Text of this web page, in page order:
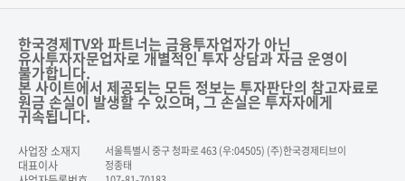
한국경제TV와 파트너는 금융투자업자가 아닌
유사투자자문업자로 개별적인 투자 상담과 자금 운영이
불가합니다.
본 사이트에서 제공되는 모든 정보는 투자판단의 참고자료로
원금 손실이 발생할 수 있으며, 그 손실은 투자자에게
귀속됩니다.
사업장 소재지 서울특별시 중구 청파로 463 (우:04505) (주)한국경제티브이
대표이사 정종태